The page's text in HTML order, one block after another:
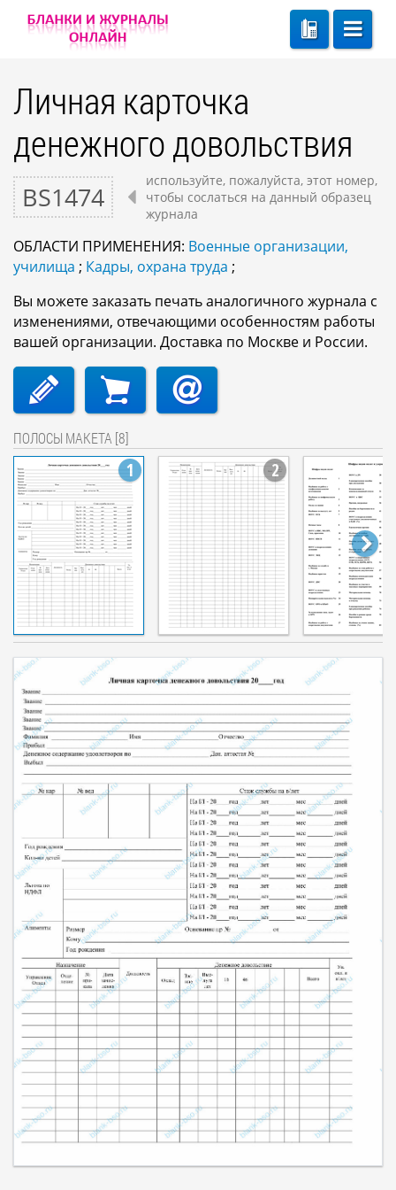
Личная карточка
денежного довольствия
BS1474
используйте, пожалуйста, этот номер,
чтобы сослаться на данный образец
журнала
ОБЛАСТИ ПРИМЕНЕНИЯ: Военные организации,
училища ; Кадры, охрана труда ;
Вы можете заказать печать аналогичного журнала с
изменениями, отвечающими особенностям работы
вашей организации. Доставка по Москве и России.
ПОЛОСЫ МАКЕТА [8]
1 2